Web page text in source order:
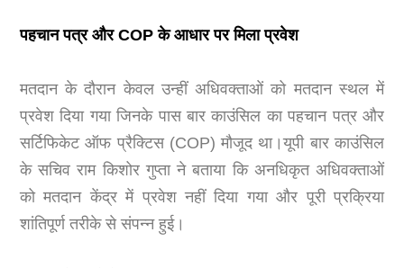
पहचान पत्र और COP के आधार पर मिला प्रवेश
मतदान के दौरान केवल उन्हीं अधिवक्ताओं को मतदान स्थल में
प्रवेश दिया गया जिनके पास बार काउंसिल का पहचान पत्र और
सर्टिफिकेट ऑफ प्रैक्टिस (COP) मौजूद था।यूपी बार काउंसिल
के सचिव राम किशोर गुप्ता ने बताया कि अनधिकृत अधिवक्ताओं
को मतदान केंद्र में प्रवेश नहीं दिया गया और पूरी प्रक्रिया
शांतिपूर्ण तरीके से संपन्न हुई।